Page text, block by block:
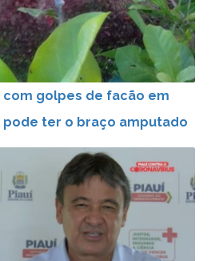
com golpes de facão em
pode ter o braço amputado